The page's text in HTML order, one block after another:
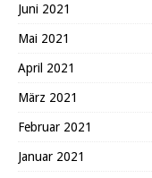
Juni 2021
Mai 2021
April 2021
März 2021
Februar 2021
Januar 2021